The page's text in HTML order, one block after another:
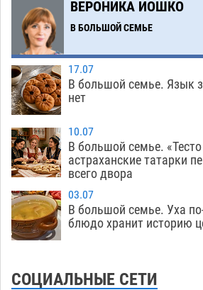
перехода, попал под колеса
12:02
Астраханский следком
получить зарплату за
гандболисты крупно
09:00
Лидеры чеченской диаспоры
осудили выходку молодого
Никольской
Завтра астраханцы
ВЕРОНИКА ИОШКО
В БОЛЬШОЙ СЕМЬЕ
17.07
В большой семье. Язык
нет
10.07
В большой семье.
астраханские татарки
всего двора
03.07
В большой семье. Уха
блюдо хранит историю
СОЦИАЛЬНЫЕ СЕТИ